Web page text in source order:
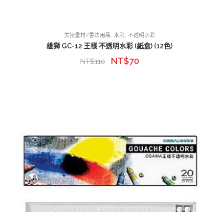
美術畫材/書法用品 水彩 不透明水彩
雄獅 GC-12 王樣 不透明水彩 (紙盒) (12色)
NT$110 NT$70